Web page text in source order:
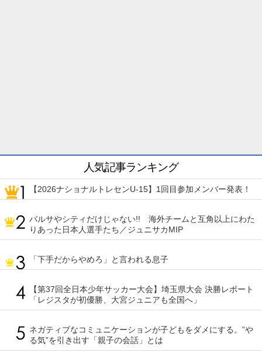
人気記事ランキング
【2026ナショナルトレセンU-15】1回目参加メンバー発表！
バルサやシティだけじゃない!! 海外チームと互角以上にわた
りあった日本人選手たち／ジュニサカMIP
「下手だからやめろ」と言われる息子
【第37回全日本少年サッカー大会】埼玉県大会 決勝レポート
「レジスタが初優勝、大宮ジュニアも全国へ」
ネガティブなコミュニケーションが子どもをダメにする。”や
る気”を引き出す「親子の会話」とは